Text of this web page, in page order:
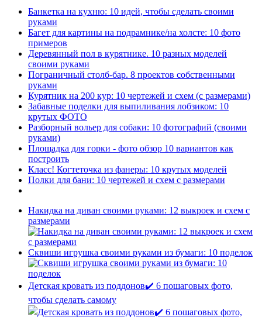
Банкетка на кухню: 10 идей, чтобы сделать своими
руками
Багет для картины на подрамнике/на холсте: 10 фото
примеров
Деревянный пол в курятнике. 10 разных моделей
своими руками
Пограничный столб-бар. 8 проектов собственными
руками
Курятник на 200 кур: 10 чертежей и схем (с размерами)
Забавные поделки для выпиливания лобзиком: 10
крутых ФОТО
Разборный вольер для собаки: 10 фотографий (своими
руками)
Площадка для горки - фото обзор 10 вариантов как
построить
Класс! Когтеточка из фанеры: 10 крутых моделей
Полки для бани: 10 чертежей и схем с размерами
Накидка на диван своими руками: 12 выкроек и схем с
размерами
Сквиши игрушка своими руками из бумаги: 10 поделок
Детская кровать из поддонов✔️ 6 пошаговых фото,
чтобы сделать самому